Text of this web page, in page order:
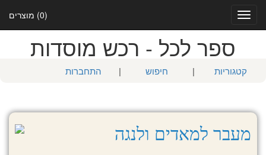
(0) מוצרים
Toggle
navigation
ספר לכל - רכש מוסדות
קטגוריות | חיפוש | התחברות
מעבר למאדים ולנגה